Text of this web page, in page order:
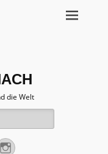
die Welt
Instagram